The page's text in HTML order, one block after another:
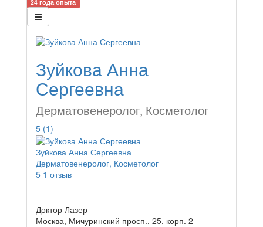
24 года опыта
Зуйкова Анна
Сергеевна
Дерматовенеролог, Косметолог
5 (1)
Зуйкова Анна Сергеевна
Дерматовенеролог, Косметолог
5 1 отзыв
Доктор Лазер
Москва, Мичуринский просп., 25, корп. 2